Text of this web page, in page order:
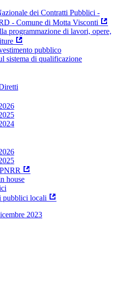
dei Contratti Pubblici -
- Comune di Motta Visconti
programmazione di lavori, opere,
pubblico
sistema di qualificazione
house
pubblici locali
2023